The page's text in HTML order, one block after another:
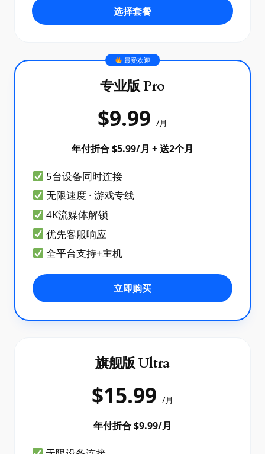
选择套餐
最受欢迎
专业版 Pro
$9.99 /月
年付折合 $5.99/月 + 送2个月
5台设备同时连接
无限速度 · 游戏专线
4K流媒体解锁
优先客服响应
全平台支持+主机
立即购买
旗舰版 Ultra
$15.99 /月
年付折合 $9.99/月